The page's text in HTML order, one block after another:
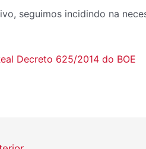
seguimos incidindo na
Decreto 625/2014 do BOE